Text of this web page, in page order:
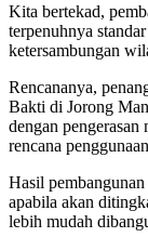
Kita bertekad,
terpenuhnya
ketersambungan
Rencananya,
Bakti di Jorong
dengan pengerasan
rencana
Hasil
apabila akan
lebih mudah